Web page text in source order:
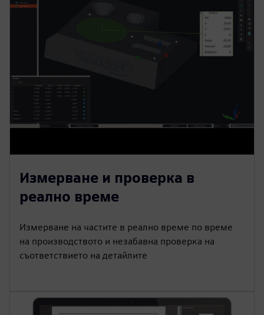
Измерване и проверка в
реално време
Измерване на частите в реално време по време
на производството и незабавна проверка на
съответствието на детайлите